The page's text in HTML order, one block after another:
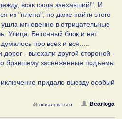
всяк сюда заехавший!". И
из "плена", но даже найти этого
мгновенно в отрицательные
Улица. Бетонный блок и нет
про всех и вся.....
дорог - выехали другой стороной -
бравшему заснеженные подъемы
придало выезду особый
Bearloga
пожаловаться